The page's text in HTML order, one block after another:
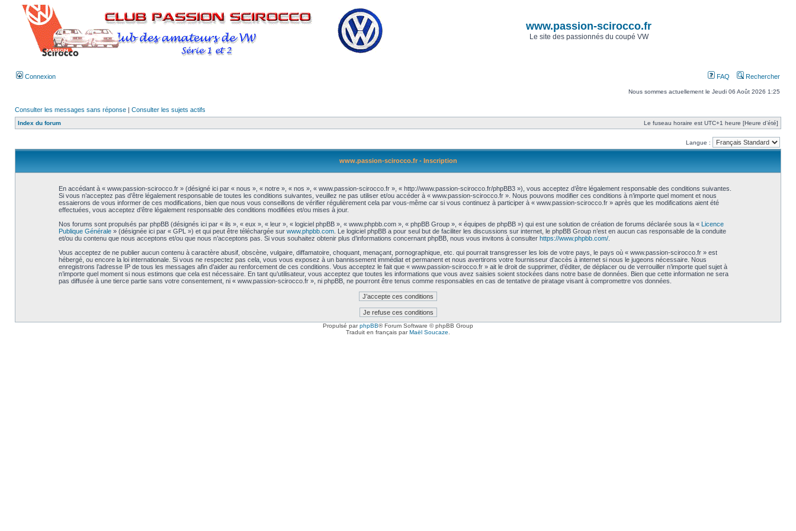
www.passion-scirocco.fr
Le site des passionnés du coupé VW
Connexion FAQ Rechercher
Nous sommes actuellement le Jeudi 06 Août 2026 1:25
Consulter les messages sans réponse | Consulter les sujets actifs
Index du forum Le fuseau horaire est UTC+1 heure [Heure d’été]
Langue :
www.passion-scirocco.fr - Inscription
En accédant à « www.passion-scirocco.fr » (désigné ici par « nous », « notre », « nos », « www.passion-scirocco.fr », « http://www.passion-scirocco.fr/phpBB3 »), vous acceptez d’être légalement responsable des conditions suivantes.
Si vous n’acceptez pas d’être légalement responsable de toutes les conditions suivantes, veuillez ne pas utiliser et/ou accéder à « www.passion-scirocco.fr ». Nous pouvons modifier ces conditions à n’importe quel moment et nous
essaierons de vous informer de ces modifications, bien que nous vous conseillons de vérifier régulièrement cela par vous-même car si vous continuez à participer à « www.passion-scirocco.fr » après que les modifications aient été
effectuées, vous acceptez d’être légalement responsable des conditions modifiées et/ou mises à jour.
Nos forums sont propulsés par phpBB (désignés ici par « ils », « eux », « leur », « logiciel phpBB », « www.phpbb.com », « phpBB Group », « équipes de phpBB ») qui est une solution de création de forums déclarée sous la « Licence
Publique Générale» (désignée ici par « GPL ») et qui peut être téléchargée sur www.phpbb.com. Le logiciel phpBB a pour seul but de faciliter les discussions sur internet, le phpBB Group n’est en aucun cas responsable de la conduite
et/ou du contenu que nous acceptons et/ou que nous n’acceptons pas. Si vous souhaitez obtenir plus d’informations concernant phpBB, nous vous invitons à consulter https://www.phpbb.com/.
Vous acceptez de ne publier aucun contenu à caractère abusif, obscène, vulgaire, diffamatoire, choquant, menaçant, pornographique, etc. qui pourrait transgresser les lois de votre pays, le pays où « www.passion-scirocco.fr » est
hébergé, ou encore la loi internationale. Si vous ne respectez pas cela, vous vous exposez à un bannissement immédiat et permanent et nous avertirons votre fournisseur d’accès à internet si nous le jugeons nécessaire. Nous
enregistrons l’adresse IP de tous les messages afin d’aider au renforcement de ces conditions. Vous acceptez le fait que « www.passion-scirocco.fr » ait le droit de supprimer, d’éditer, de déplacer ou de verrouiller n’importe quel sujet à
n’importe quel moment si nous estimons que cela est nécessaire. En tant qu’utilisateur, vous acceptez que toutes les informations que vous avez saisies soient stockées dans notre base de données. Bien que cette information ne sera
pas diffusée à une tierce partie sans votre consentement, ni « www.passion-scirocco.fr », ni phpBB, ne pourront être tenus comme responsables en cas de tentative de piratage visant à compromettre vos données.
Propulsé parphpBB® Forum Software © phpBB Group
Traduit en français parMaël Soucaze